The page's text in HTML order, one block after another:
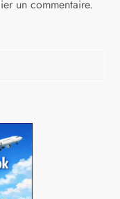
un commentaire.